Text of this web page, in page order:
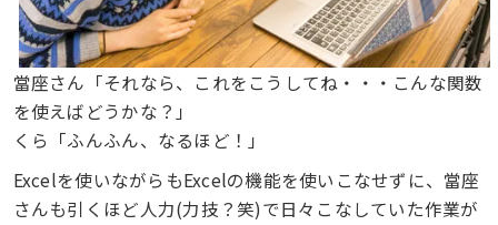
當座さん「それなら、これをこうしてね・・・こんな関数
を使えばどうかな？」
くら「ふんふん、なるほど！」
Excelを使いながらもExcelの機能を使いこなせずに、當座
さんも引くほど人力(力技？笑)で日々こなしていた作業が